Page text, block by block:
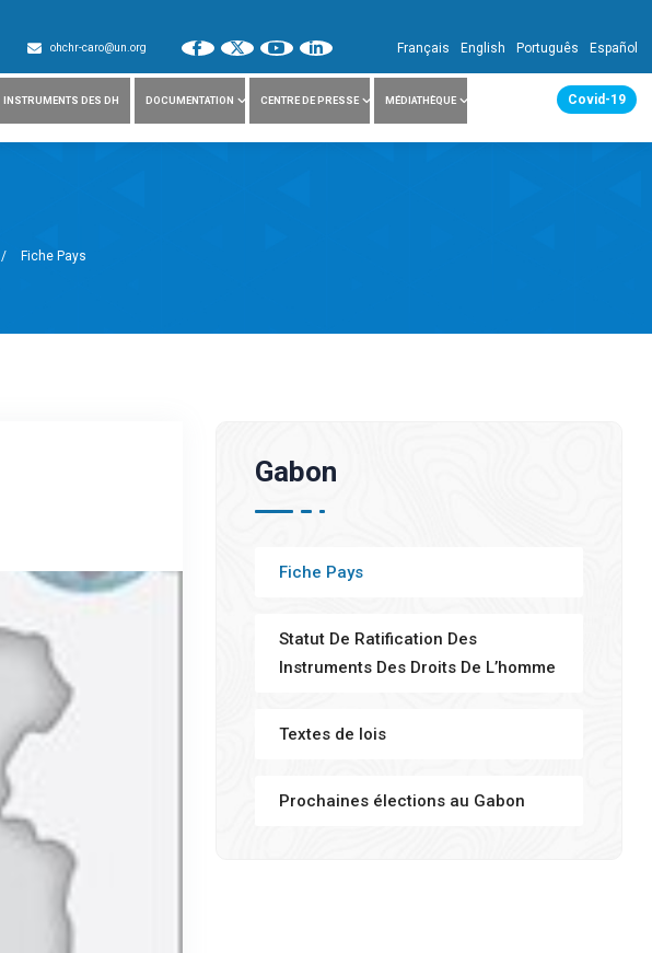
ohchr-caro@un.org Français English Português Español
INSTRUMENTS DES DH DOCUMENTATION CENTRE DE PRESSE MÉDIATHÈQUE Covid-19
/ Fiche Pays
Gabon
Fiche Pays
Statut De Ratification Des
Instruments Des Droits De L’homme
Textes de lois
Prochaines élections au Gabon